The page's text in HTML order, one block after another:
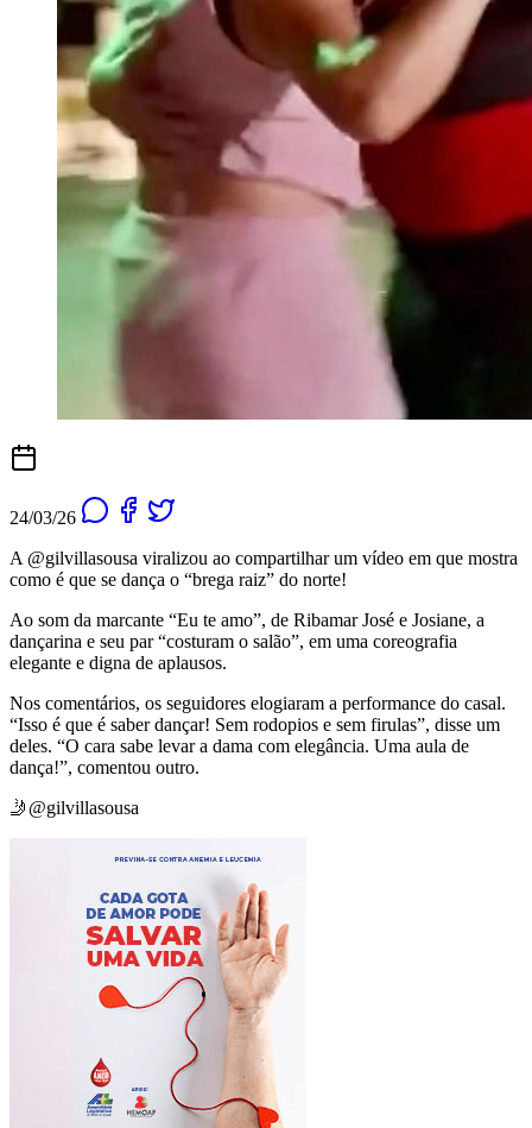
24/03/26
A @gilvillasousa viralizou ao compartilhar um vídeo em que mostra
como é que se dança o “brega raiz” do norte!
Ao som da marcante “Eu te amo”, de Ribamar José e Josiane, a
dançarina e seu par “costuram o salão”, em uma coreografia
elegante e digna de aplausos.
Nos comentários, os seguidores elogiaram a performance do casal.
“Isso é que é saber dançar! Sem rodopios e sem firulas”, disse um
deles. “O cara sabe levar a dama com elegância. Uma aula de
dança!”, comentou outro.
🤳@gilvillasousa